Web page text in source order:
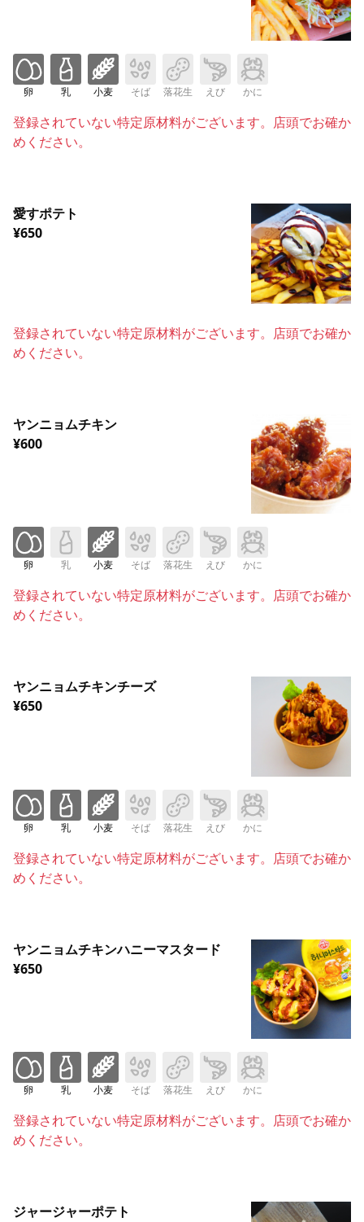
卵 乳 小麦 そば 落花生 えび かに
登録されていない特定原材料がございます。店頭でお確か
めください。
愛すポテト
¥650
登録されていない特定原材料がございます。店頭でお確か
めください。
ヤンニョムチキン
¥600
卵 乳 小麦 そば 落花生 えび かに
登録されていない特定原材料がございます。店頭でお確か
めください。
ヤンニョムチキンチーズ
¥650
卵 乳 小麦 そば 落花生 えび かに
登録されていない特定原材料がございます。店頭でお確か
めください。
ヤンニョムチキンハニーマスタード
¥650
卵 乳 小麦 そば 落花生 えび かに
登録されていない特定原材料がございます。店頭でお確か
めください。
ジャージャーポテト